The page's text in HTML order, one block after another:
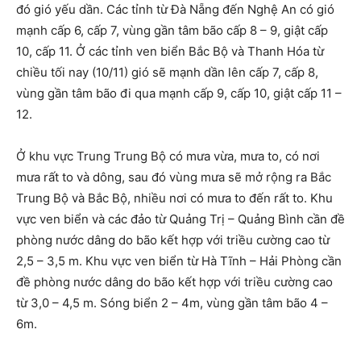
đó gió yếu dần. Các tỉnh từ Đà Nẵng đến Nghệ An có gió
mạnh cấp 6, cấp 7, vùng gần tâm bão cấp 8 – 9, giật cấp
10, cấp 11. Ở các tỉnh ven biển Bắc Bộ và Thanh Hóa từ
chiều tối nay (10/11) gió sẽ mạnh dần lên cấp 7, cấp 8,
vùng gần tâm bão đi qua mạnh cấp 9, cấp 10, giật cấp 11 –
12.
Ở khu vực Trung Trung Bộ có mưa vừa, mưa to, có nơi
mưa rất to và dông, sau đó vùng mưa sẽ mở rộng ra Bắc
Trung Bộ và Bắc Bộ, nhiều nơi có mưa to đến rất to. Khu
vực ven biển và các đảo từ Quảng Trị – Quảng Bình cần đề
phòng nước dâng do bão kết hợp với triều cường cao từ
2,5 – 3,5 m. Khu vực ven biển từ Hà Tĩnh – Hải Phòng cần
đề phòng nước dâng do bão kết hợp với triều cường cao
từ 3,0 – 4,5 m. Sóng biển 2 – 4m, vùng gần tâm bão 4 –
6m.